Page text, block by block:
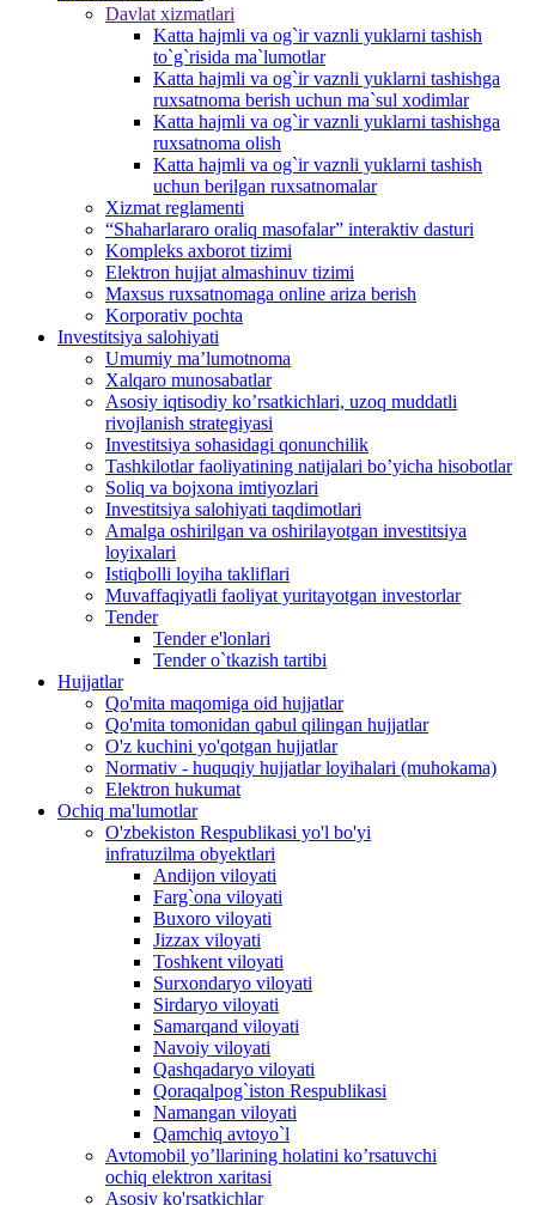
Davlat xizmatlari
Katta hajmli va og`ir vaznli yuklarni tashish
to`g`risida ma`lumotlar
Katta hajmli va og`ir vaznli yuklarni tashishga
ruxsatnoma berish uchun ma`sul xodimlar
Katta hajmli va og`ir vaznli yuklarni tashishga
ruxsatnoma olish
Katta hajmli va og`ir vaznli yuklarni tashish
uchun berilgan ruxsatnomalar
Xizmat reglamenti
“Shaharlararo oraliq masofalar” interaktiv dasturi
Kompleks axborot tizimi
Elektron hujjat almashinuv tizimi
Maxsus ruxsatnomaga online ariza berish
Korporativ pochta
Investitsiya salohiyati
Umumiy maʼlumotnoma
Xalqaro munosabatlar
Аsosiy iqtisodiy koʼrsatkichlari, uzoq muddatli
rivojlanish strategiyasi
Investitsiya sohasidagi qonunchilik
Tashkilotlar faoliyatining natijalari boʼyicha hisobotlar
Soliq va bojxona imtiyozlari
Investitsiya salohiyati taqdimotlari
Аmalga oshirilgan va oshirilayotgan investitsiya
loyixalari
Istiqbolli loyiha takliflari
Muvaffaqiyatli faoliyat yuritayotgan investorlar
Tender
Tender e'lonlari
Tender o`tkazish tartibi
Hujjatlar
Qo'mita maqomiga oid hujjatlar
Qo'mita tomonidan qabul qilingan hujjatlar
O'z kuchini yo'qotgan hujjatlar
Normativ - huquqiy hujjatlar loyihalari (muhokama)
Elektron hukumat
Ochiq ma'lumotlar
O'zbekiston Respublikasi yo'l bo'yi
infratuzilma obyektlari
Andijon viloyati
Farg`ona viloyati
Buxoro viloyati
Jizzax viloyati
Toshkent viloyati
Surxondaryo viloyati
Sirdaryo viloyati
Samarqand viloyati
Navoiy viloyati
Qashqadaryo viloyati
Qoraqalpog`iston Respublikasi
Namangan viloyati
Qamchiq avtoyo`l
Avtomobil yo’llarining holatini ko’rsatuvchi
ochiq elektron xaritasi
Asosiy ko'rsatkichlar